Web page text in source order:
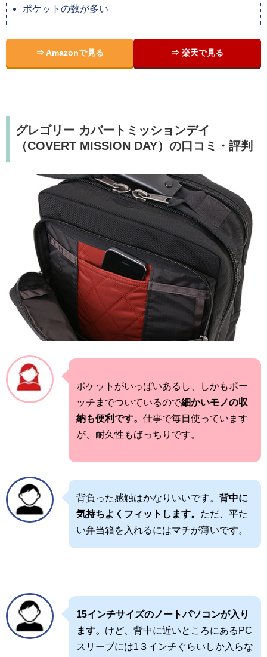
ポケットの数が多い
⇒ Amazonで見る ⇒ 楽天で見る
グレゴリー カバートミッションデイ
（COVERT MISSION DAY）の口コミ・評判
ポケットがいっぱいあるし、しかもポー
ッチまでついているので細かいモノの収
納も便利です。 仕事で毎日使っています
が、耐久性もばっちりです。
背負った感触はかなりいいです。 背中に
気持ちよくフィットします。 ただ、平た
い弁当箱を入れるにはマチが薄いです。
15インチサイズのノートパソコンが入り
ます。 けど、背中に近いところにあるPC
スリーブには1３インチぐらいしか入らな